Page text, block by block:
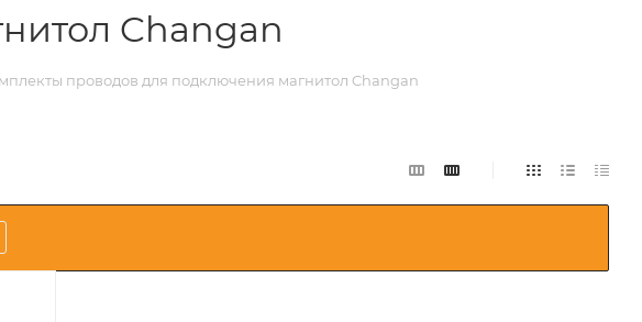
Changan
проводов для подключения магнитол Changan